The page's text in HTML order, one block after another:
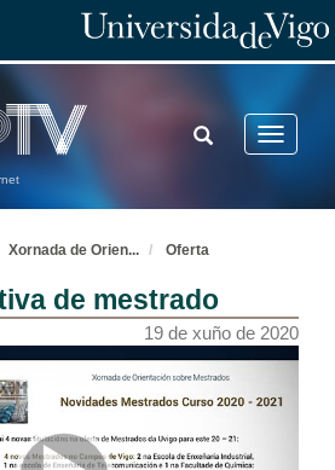
Toggle
TOGGLE
SEARCH
Xornada de Orien... Oferta
de mestrado
19 de xuño de 2020